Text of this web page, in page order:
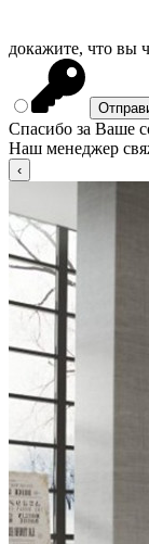
докажите, что вы
Спасибо за Ваше
Наш менеджер